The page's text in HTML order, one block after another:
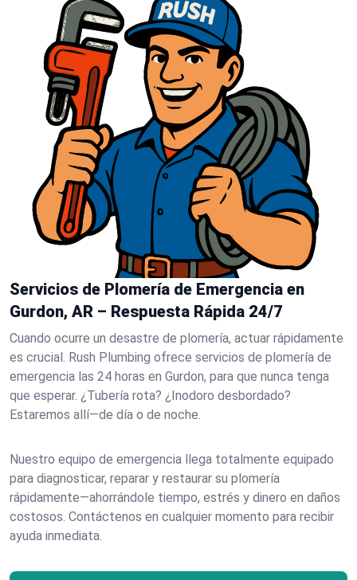
Servicios de Plomería de Emergencia en
Gurdon, AR – Respuesta Rápida 24/7
Cuando ocurre un desastre de plomería, actuar rápidamente
es crucial. Rush Plumbing ofrece servicios de plomería de
emergencia las 24 horas en Gurdon, para que nunca tenga
que esperar. ¿Tubería rota? ¿Inodoro desbordado?
Estaremos allí—de día o de noche.
Nuestro equipo de emergencia llega totalmente equipado
para diagnosticar, reparar y restaurar su plomería
rápidamente—ahorrándole tiempo, estrés y dinero en daños
costosos. Contáctenos en cualquier momento para recibir
ayuda inmediata.